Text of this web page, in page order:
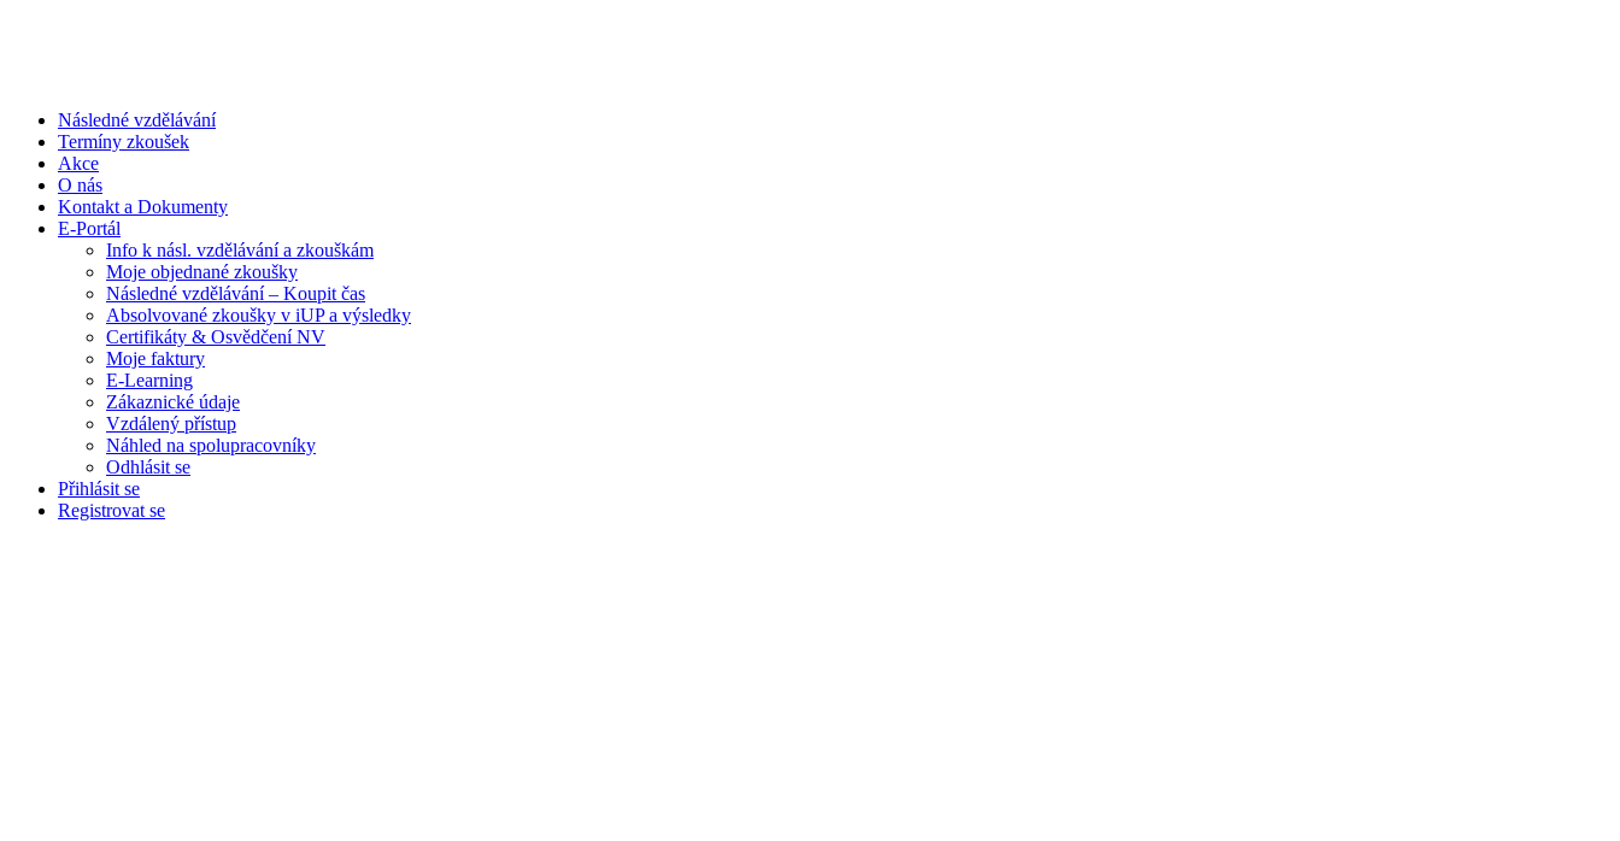
Následné vzdělávání
Termíny zkoušek
Akce
O nás
Kontakt a Dokumenty
E-Portál
Info k násl. vzdělávání a zkouškám
Moje objednané zkoušky
Následné vzdělávání – Koupit čas
Absolvované zkoušky v iUP a výsledky
Certifikáty & Osvědčení NV
Moje faktury
E-Learning
Zákaznické údaje
Vzdálený přístup
Náhled na spolupracovníky
Odhlásit se
Přihlásit se
Registrovat se